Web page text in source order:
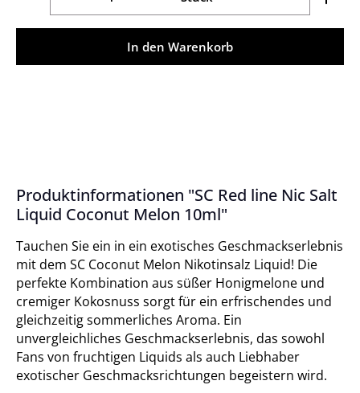
In den Warenkorb
Produktinformationen "SC Red line Nic Salt
Liquid Coconut Melon 10ml"
Tauchen Sie ein in ein exotisches Geschmackserlebnis
mit dem SC Coconut Melon Nikotinsalz Liquid! Die
perfekte Kombination aus süßer Honigmelone und
cremiger Kokosnuss sorgt für ein erfrischendes und
gleichzeitig sommerliches Aroma. Ein
unvergleichliches Geschmackserlebnis, das sowohl
Fans von fruchtigen Liquids als auch Liebhaber
exotischer Geschmacksrichtungen begeistern wird.